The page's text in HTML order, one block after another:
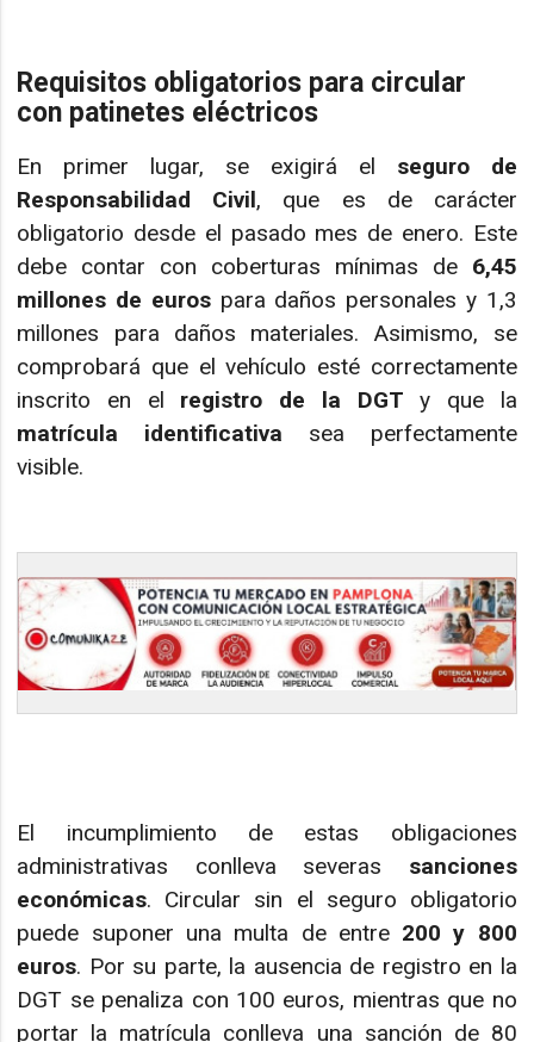
Requisitos obligatorios para circular
con patinetes eléctricos
En primer lugar, se exigirá el seguro de
Responsabilidad Civil, que es de carácter
obligatorio desde el pasado mes de enero. Este
debe contar con coberturas mínimas de 6,45
millones de eurospara daños personales y 1,3
millones para daños materiales. Asimismo, se
comprobará que el vehículo esté correctamente
inscrito en el registro de la DGT y que la
matrícula identificativa sea perfectamente
visible.
El incumplimiento de estas obligaciones
administrativas conlleva severas sanciones
económicas. Circular sin el seguro obligatorio
puede suponer una multa de entre 200 y 800
euros. Por su parte, la ausencia de registro en la
DGT se penaliza con 100 euros, mientras que no
portar la matrícula conlleva una sanción de 80